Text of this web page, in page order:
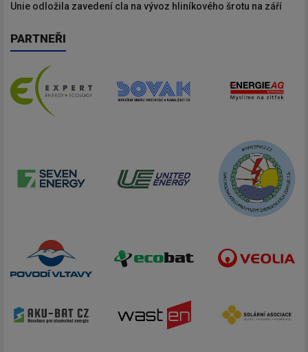
Unie odložila zavedení cla na vývoz hliníkového šrotu na září
PARTNEŘI